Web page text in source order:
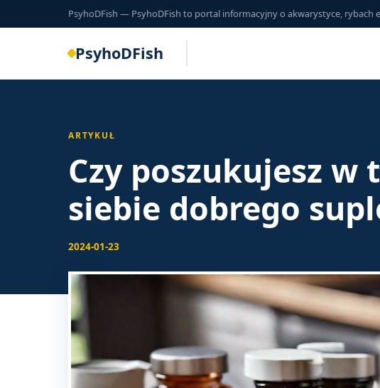
PsyhoDFish — PsyhoDFish to portal informacyjny o akwarystyce,
PsyhoDFish
ARTYKUŁ
Czy poszukujesz
siebie dobrego
2024-01-23